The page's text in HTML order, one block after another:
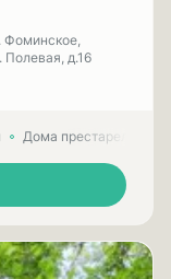
Фоминское,
Полевая, д.16
Дома престарелых